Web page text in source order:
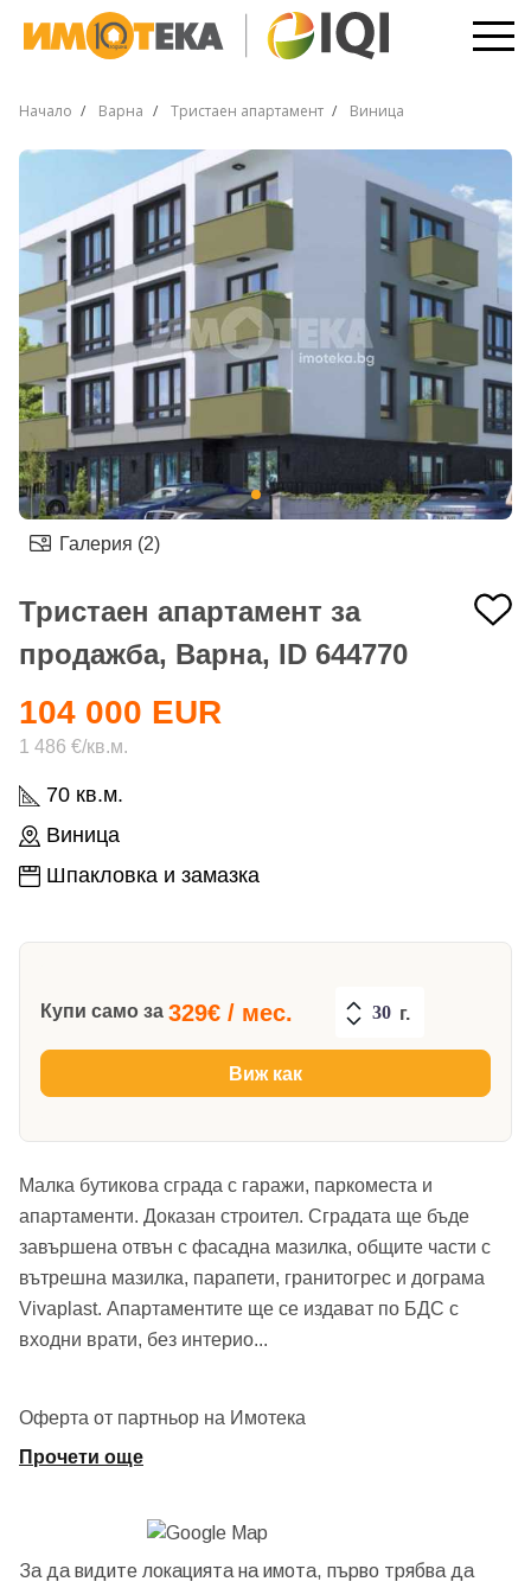
Начало Варна Тристаен апартамент Виница
Галерия (2)
Тристаен апартамент за
продажба, Варна, ID 644770
70 кв.м.
Виница
Шпакловка и замазка
104 000 EUR
1 486 €/кв.м.
Купи само за 329€ / мес. г.
Виж как
Малка бутикова сграда с гаражи, паркоместа и
апартаменти. Доказан строител. Сградата ще бъде
завършена отвън с фасадна мазилка, общите части с
вътрешна мазилка, парапети, гранитогрес и дограма
Vivaplast. Апартаментите ще се издават по БДС с
входни врати, без интерио...
Оферта от партньор на Имотека
Прочети още
За да видите локацията на имота, първо трябва да